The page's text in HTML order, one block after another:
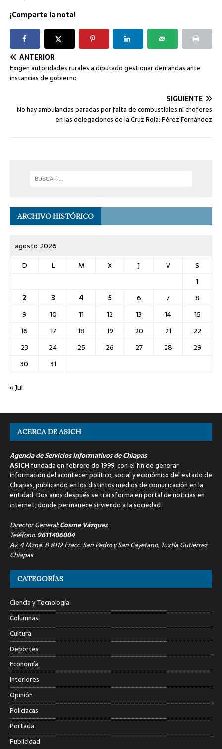
¡Comparte la nota!
ANTERIOR
Exigen autoridades rurales a diputado gestionar demandas ante
instancias de gobierno
SIGUIENTE
No hay ambulancias paradas por falta de combustibles ni choferes
en las delegaciones de la Cruz Roja: Pérez Fernández
ARCHIVO HISTÓRICO
agosto 2026
D
L M X J V
S
1
2
3 4 5 6 7
8
9
10 11 12 13 14
15
16
17 18 19 20 21
22
23
24 25 26 27 28
29
30
31
« Jul
ACERCA DE ASICH
Agencia de Servicios Informativos de Chiapas
ASICH fundada en febrero de 1999, con el fin de generar
información del acontecer político, social y económico del estado de
Chiapas, publicando en los distintos medios de comunicación en la
entidad. Dos años después se transforma en portal de noticias en
internet, donde permanece sirviendo a la sociedad.
Director General:Cosme Vázquez
Teléfono:9611406004
Av. 4 Mzna. 8 #112 Fracc. San Pedro y San Cayetano, Tuxtla Gutiérrez
Chiapas
CATEGORÍAS
Ciencia y Tecnología
Columnas
Cultura
Deportes
Economía
Interiores
Opinión
Policiacas
Portada
Publicidad